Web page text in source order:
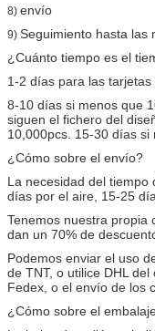
8) envío
9) Seguimiento hasta las
¿Cuánto tiempo es el
1-2 días para las
8-10 días si menos que
siguen el fichero del
10,000pcs. 15-30 días si
¿Cómo sobre el envío?
La necesidad del
días por el aire, 15-25
Tenemos nuestra propia
dan un 70% de
Podemos enviar el uso
de TNT, o utilice DHL
Fedex, o el envío de los
¿Cómo sobre el